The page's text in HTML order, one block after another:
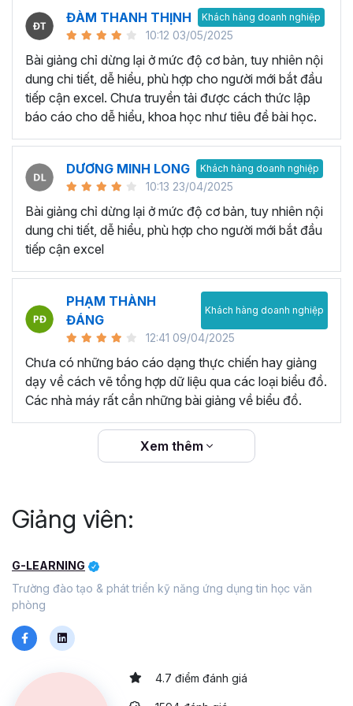
Mục tiêu khi tham gia khóa
học?
Sau khi hoàn thành khóa học tư duy tổ chức dữ liệu và
làm báo cáo trong Excel, bạn hoàn toàn có thể tự tin:
Biết cách tổ chức, cấu trúc bảng dữ liệu đúng cách.
Thành thạo các hàm, chức năng trong Excel để xử
lý và quản lý dữ liệu.
Biết xây dựng các báo cáo cơ bản, báo cáo tổng
hợp hay các báo cáo chi tiết nhiều điều kiện.
Nắm được kỹ thuật vẽ biểu đồ cơ bản hay biểu đồ
động để trực quan dữ liệu trong báo cáo.
Hoàn thiện tư duy tổ chức dữ liệu trong Excel, kỹ
năng làm báo cáo để đọc hiểu và thực hiện các yêu
cầu trong công việc thực tế.
Ai có thể tham gia khóa học?
Nhân viên văn phòng, những người thường xuyên phải
làm việc với dữ liệu và báo cáo trên Excel như kế toán,
nhân viên tài chính, marketing, hành chính nhân sự, phân
tích dữ liệu,...
Người quản lý, nhà lãnh đạo cần dùng Excel để theo dõi
Sinh viên, người mới đi làm cần trang bị các kỹ năng tư
duy tổ chức dữ liệu và lập báo cáo trên Excel để phục vụ
khóa họcEXG04 - Kỹ năng báo cáo - Tư duy tổ chức
dữ liệu trên Excel
đầu bạn nhé!
ĐÀM THANH THỊNH Khách hàng doanh nghiệp
10:12 03/05/2025
Bài giảng chỉ dừng lại ở mức độ cơ bản, tuy nhiên nội
dung chi tiết, dễ hiểu, phù hợp cho người mới bắt đầu
tiếp cận excel. Chưa truyền tải được cách thức lập
báo cáo cho dễ hiểu, khoa học như tiêu đề bài học.
DƯƠNG MINH LONG Khách hàng doanh nghiệp
10:13 23/04/2025
Bài giảng chỉ dừng lại ở mức độ cơ bản, tuy nhiên nội
dung chi tiết, dễ hiểu, phù hợp cho người mới bắt đầu
tiếp cận excel
PHẠM THÀNH
ĐÁNG
Khách hàng doanh nghiệp
12:41 09/04/2025
Chưa có những báo cáo dạng thực chiến hay giảng
dạy về cách vẽ tổng hợp dữ liệu qua các loại biểu đồ.
Các nhà máy rất cần những bài giảng về biểu đồ.
Xem thêm
Giảng viên:
G-LEARNING
Trường đào tạo & phát triển kỹ năng ứng dụng tin học văn
phòng
4.7 điểm đánh giá